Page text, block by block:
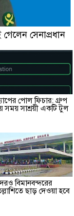
সেনাপ্রধান
পোল ফিচার: গ্রুপ
সময় সাশ্রয়ী একটি টুল
বিমানবন্দরের
ছাড় দেওয়া হবে